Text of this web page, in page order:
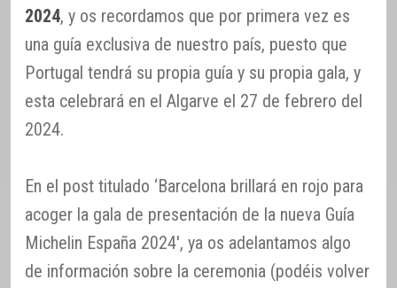
2024, y os recordamos que por primera vez es
una guía exclusiva de nuestro país, puesto que
Portugal tendrá su propia guía y su propia gala, y
esta celebrará en el Algarve el 27 de febrero del
2024.
En el post titulado ‘Barcelona brillará en rojo para
acoger la gala de presentación de la nueva Guía
Michelin España 2024′, ya os adelantamos algo
de información sobre la ceremonia (podéis volver